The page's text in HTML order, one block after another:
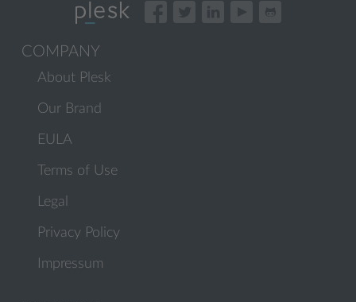
COMPANY
About Plesk
Our Brand
EULA
Terms of Use
Legal
Privacy Policy
Impressum